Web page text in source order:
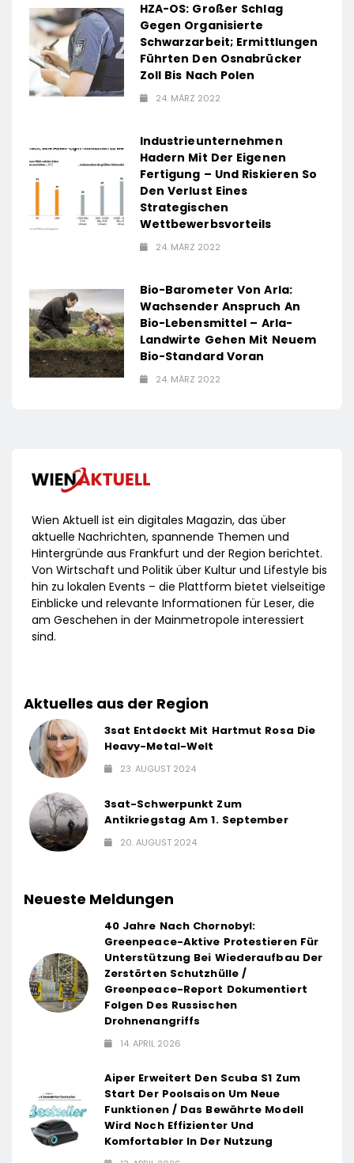
HZA-OS: Großer Schlag
Gegen Organisierte
Schwarzarbeit; Ermittlungen
Führten Den Osnabrücker
Zoll Bis Nach Polen
24. MÄRZ 2022
Industrieunternehmen
Hadern Mit Der Eigenen
Fertigung – Und Riskieren So
Den Verlust Eines
Strategischen
Wettbewerbsvorteils
24. MÄRZ 2022
Bio-Barometer Von Arla:
Wachsender Anspruch An
Bio-Lebensmittel – Arla-
Landwirte Gehen Mit Neuem
Bio-Standard Voran
24. MÄRZ 2022
Wien Aktuell ist ein digitales Magazin, das über
aktuelle Nachrichten, spannende Themen und
Hintergründe aus Frankfurt und der Region berichtet.
Von Wirtschaft und Politik über Kultur und Lifestyle bis
hin zu lokalen Events – die Plattform bietet vielseitige
Einblicke und relevante Informationen für Leser, die
am Geschehen in der Mainmetropole interessiert
sind.
Aktuelles aus der Region
3sat Entdeckt Mit Hartmut Rosa Die
Heavy-Metal-Welt
23. AUGUST 2024
3sat-Schwerpunkt Zum
Antikriegstag Am 1. September
20. AUGUST 2024
Neueste Meldungen
40 Jahre Nach Chornobyl:
Greenpeace-Aktive Protestieren Für
Unterstützung Bei Wiederaufbau Der
Zerstörten Schutzhülle /
Greenpeace-Report Dokumentiert
Folgen Des Russischen
Drohnenangriffs
14. APRIL 2026
Aiper Erweitert Den Scuba S1 Zum
Start Der Poolsaison Um Neue
Funktionen / Das Bewährte Modell
Wird Noch Effizienter Und
Komfortabler In Der Nutzung